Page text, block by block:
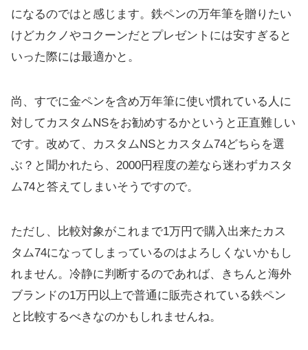
になるのではと感じます。鉄ペンの万年筆を贈りたい
けどカクノやコクーンだとプレゼントには安すぎると
いった際には最適かと。
尚、すでに金ペンを含め万年筆に使い慣れている人に
対してカスタムNSをお勧めするかというと正直難しい
です。改めて、カスタムNSとカスタム74どちらを選
ぶ？と聞かれたら、2000円程度の差なら迷わずカスタ
ム74と答えてしまいそうですので。
ただし、比較対象がこれまで1万円で購入出来たカス
タム74になってしまっているのはよろしくないかもし
れません。冷静に判断するのであれば、きちんと海外
ブランドの1万円以上で普通に販売されている鉄ペン
と比較するべきなのかもしれませんね。